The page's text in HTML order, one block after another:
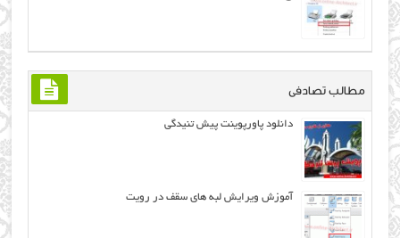
مطالب تصادفی
دانلود پاورپوینت پیش تنیدگی
آموزش ویرایش لبه های سقف در رویت